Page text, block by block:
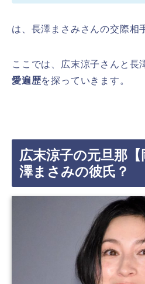
は、長澤まさみさんの交際相
ここでは、広末涼子さんと長
愛遍歴を探っていきます。
広末涼子の元旦那
澤まさみの彼氏？